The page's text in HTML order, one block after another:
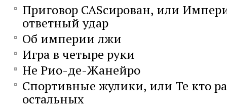
Приговор CASсирован, или
ответный удар
Об империи лжи
Игра в четыре руки
Не Рио-де-Жанейро
Спортивные жулики, или Те кто
остальных